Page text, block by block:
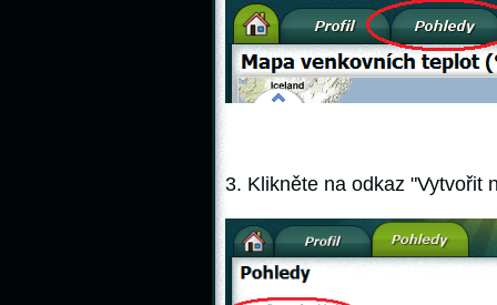
3. Klikněte na odkaz "Vytvořit